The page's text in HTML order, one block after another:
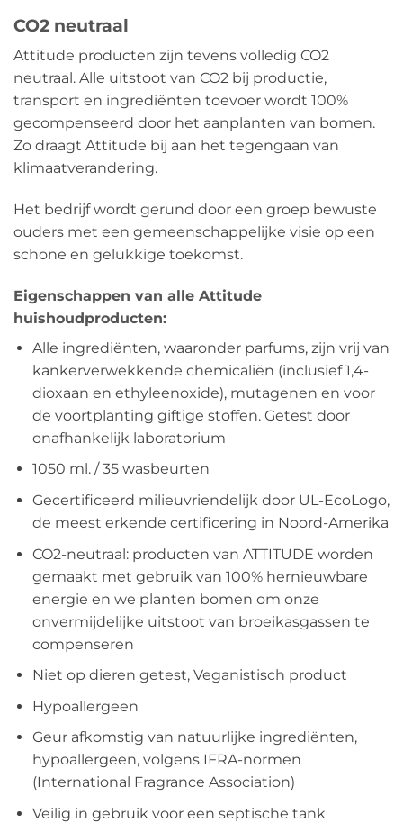
CO2 neutraal
Attitude producten zijn tevens volledig CO2
neutraal. Alle uitstoot van CO2 bij productie,
transport en ingrediënten toevoer wordt 100%
gecompenseerd door het aanplanten van bomen.
Zo draagt Attitude bij aan het tegengaan van
klimaatverandering.
Het bedrijf wordt gerund door een groep bewuste
ouders met een gemeenschappelijke visie op een
schone en gelukkige toekomst.
Eigenschappen van alle Attitude
huishoudproducten:
Alle ingrediënten, waaronder parfums, zijn vrij van
kankerverwekkende chemicaliën (inclusief 1,4-
dioxaan en ethyleenoxide), mutagenen en voor
de voortplanting giftige stoffen. Getest door
onafhankelijk laboratorium
1050 ml. / 35 wasbeurten
Gecertificeerd milieuvriendelijk door UL-EcoLogo,
de meest erkende certificering in Noord-Amerika
CO2-neutraal: producten van ATTITUDE worden
gemaakt met gebruik van 100% hernieuwbare
energie en we planten bomen om onze
onvermijdelijke uitstoot van broeikasgassen te
compenseren
Niet op dieren getest, Veganistisch product
Hypoallergeen
Geur afkomstig van natuurlijke ingrediënten,
hypoallergeen, volgens IFRA-normen
(International Fragrance Association)
Veilig in gebruik voor een septische tank